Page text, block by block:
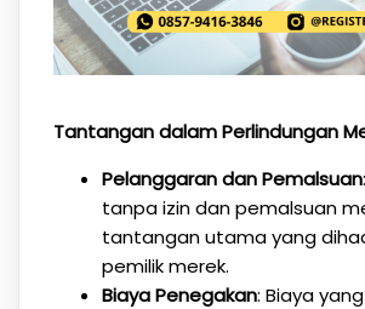
Tantangan dalam Perlindungan
Pelanggaran dan Pemalsuan
tanpa izin dan pemalsuan
tantangan utama yang
pemilik merek.
Biaya Penegakan: Biaya